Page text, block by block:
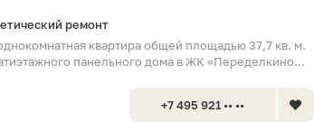
ремонт
квартира общей площадью 37,7 кв. м.
панельного дома в ЖК «Переделкино...
+7 495 921 •• ••